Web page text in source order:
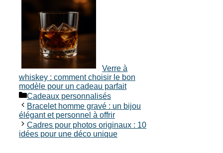
Verre à
whiskey : comment choisir le bon
modèle pour un cadeau parfait
Catégories
Cadeaux personnalisés
Bracelet homme gravé : un bijou
élégant et personnel à offrir
Cadres pour photos originaux : 10
idées pour une déco unique